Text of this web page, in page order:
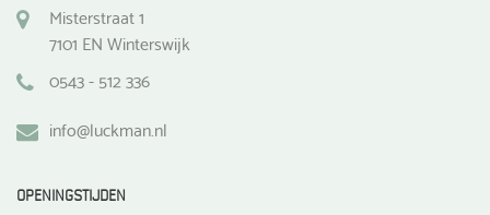
Misterstraat 1
7101 EN Winterswijk
0543 - 512 336
info@luckman.nl
OPENINGSTIJDEN